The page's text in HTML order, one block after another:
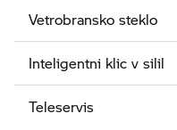
Vetrobransko steklo
Inteligentni klic v silil
Teleservis